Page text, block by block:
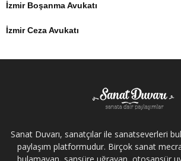
İzmir Boşanma Avukatı
İzmir Ceza Avukatı
Sanat Duvarı, sanatçılar ile sanatseverleri
paylaşım platformudur. Birçok sanat